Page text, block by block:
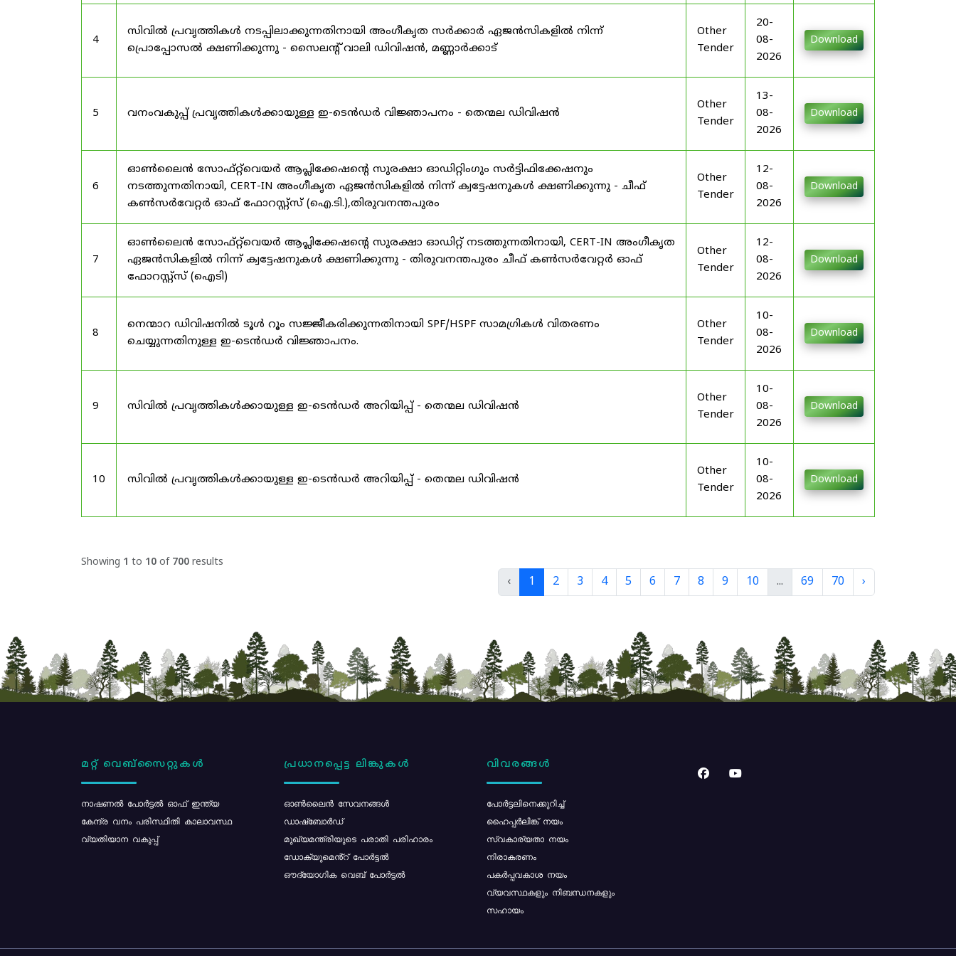
4
സിവിൽ പ്രവൃത്തികൾ നടപ്പിലാക്കുന്നതിനായി അംഗീകൃത സർക്കാർ ഏജൻസികളിൽ നിന്ന്
പ്രൊപ്പോസൽ ക്ഷണിക്കുന്നു - സൈലന്റ് വാലി ഡിവിഷൻ, മണ്ണാർക്കാട്
Other
Tender
20-
08-
2026
Download
5 വനംവകുപ്പ് പ്രവൃത്തികൾക്കായുള്ള ഇ-ടെൻഡർ വിജ്ഞാപനം - തെന്മല ഡിവിഷൻ
Other
Tender
13-
08-
2026
Download
6
ഓൺലൈൻ സോഫ്റ്റ്‌വെയർ ആപ്ലിക്കേഷന്റെ സുരക്ഷാ ഓഡിറ്റിംഗും സർട്ടിഫിക്കേഷനും
നടത്തുന്നതിനായി, CERT-IN അംഗീകൃത ഏജൻസികളിൽ നിന്ന് ക്വട്ടേഷനുകൾ ക്ഷണിക്കുന്നു - ചീഫ്
കൺസർവേറ്റർ ഓഫ് ഫോറസ്റ്റ്സ് (ഐ.ടി.),തിരുവനന്തപുരം
Other
Tender
12-
08-
2026
Download
7
ഓൺലൈൻ സോഫ്റ്റ്‌വെയർ ആപ്ലിക്കേഷന്റെ സുരക്ഷാ ഓഡിറ്റ് നടത്തുന്നതിനായി, CERT-IN അംഗീകൃത
ഏജൻസികളിൽ നിന്ന് ക്വട്ടേഷനുകൾ ക്ഷണിക്കുന്നു - തിരുവനന്തപുരം ചീഫ് കൺസർവേറ്റർ ഓഫ്
ഫോറസ്റ്റ്സ് (ഐടി)
Other
Tender
12-
08-
2026
Download
8
നെന്മാറ ഡിവിഷനിൽ ടൂൾ റൂം സജ്ജീകരിക്കുന്നതിനായി SPF/HSPF സാമഗ്രികൾ വിതരണം
ചെയ്യുന്നതിനുള്ള ഇ-ടെൻഡർ വിജ്ഞാപനം.
Other
Tender
10-
08-
2026
Download
9 സിവിൽ പ്രവൃത്തികൾക്കായുള്ള ഇ-ടെൻഡർ അറിയിപ്പ് - തെന്മല ഡിവിഷൻ
Other
Tender
10-
08-
2026
Download
10 സിവിൽ പ്രവൃത്തികൾക്കായുള്ള ഇ-ടെൻഡർ അറിയിപ്പ് - തെന്മല ഡിവിഷൻ
Other
Tender
10-
08-
2026
Download
Showing 1 to 10 of 700 results
‹ 1 2 3 4 5 6 7 8 9 10 ... 69 70 ›
മറ്റ് വെബ്സൈറ്റുകൾ
നാഷണൽ പോർട്ടൽ ഓഫ് ഇന്ത്യ
കേന്ദ്ര വനം പരിസ്ഥിതി കാലാവസ്ഥ
വ്യതിയാന വകുപ്പ്
പ്രധാനപ്പെട്ട ലിങ്കുകൾ
ഓൺലൈൻ സേവനങ്ങൾ
ഡാഷ്ബോർഡ്
മുഖ്യമന്ത്രിയുടെ പരാതി പരിഹാരം
ഡോക്യുമെൻ്റ് പോർട്ടൽ
ഔദ്യോഗിക വെബ് പോർട്ടൽ
വിവരങ്ങൾ
പോര്‍ട്ടലിനെക്കുറിച്ച്
ഹൈപ്പർലിങ്ക് നയം
സ്വകാര്യതാ നയം
നിരാകരണം
പകർപ്പവകാശ നയം
വ്യവസ്ഥകളും നിബന്ധനകളും
സഹായം